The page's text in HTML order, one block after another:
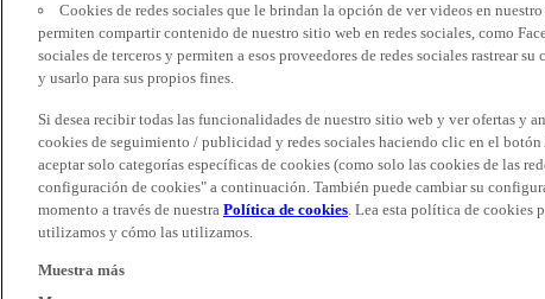
Cookies de redes sociales que le brindan la opción de ver videos en
permiten compartir contenido de nuestro sitio web en redes sociales, como
sociales de terceros y permiten a esos proveedores de redes sociales rastrear
y usarlo para sus propios fines.
Si desea recibir todas las funcionalidades de nuestro sitio web y ver ofertas y
cookies de seguimiento / publicidad y redes sociales haciendo clic en el botón
aceptar solo categorías específicas de cookies (como solo las cookies de las
configuración de cookies" a continuación. También puede cambiar su
momento a través de nuestra Política de cookies. Lea esta política de cookies
utilizamos y cómo las utilizamos.
Muestra más